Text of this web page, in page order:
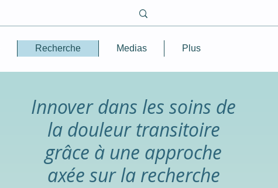
Recherche Medias Plus
Innover dans les soins de
la douleur transitoire
grâce à une approche
axée sur la recherche